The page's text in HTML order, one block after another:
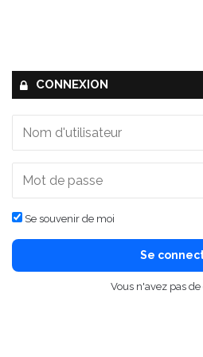
CONNEXION
Se souvenir de moi
Se
Vous n'avez pas